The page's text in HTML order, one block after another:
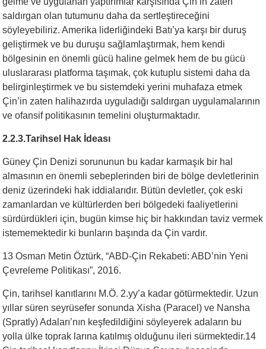
saldırgan olan tutumunu daha da sertleştireceğini
söyleyebiliriz. Amerika liderliğindeki Batı’ya karşı bir duruş
geliştirmek ve bu duruşu sağlamlaştırmak, hem kendi
bölgesinin en önemli gücü haline gelmek hem de bu gücü
uluslararası platforma taşımak, çok kutuplu sistemi daha da
belirginleştirmek ve bu sistemdeki yerini muhafaza etmek
Çin’in zaten halihazırda uyguladığı saldırgan uygulamalarının
ve ofansif politikasının temelini oluşturmaktadır.
2.2.3.Tarihsel Hak İdeası
Güney Çin Denizi sorununun bu kadar karmaşık bir hal
almasının en önemli sebeplerinden biri de bölge devletlerinin
deniz üzerindeki hak iddialarıdır. Bütün devletler, çok eski
zamanlardan ve kültürlerden beri bölgedeki faaliyetlerini
sürdürdükleri için, bugün kimse hiç bir hakkından taviz vermek
istememektedir ki bunların başında da Çin vardır.
13 Osman Metin Öztürk, “ABD-Çin Rekabeti: ABD’nin Yeni
Çevreleme Politikası”, 2016.
Çin, tarihsel kanıtlarını M.Ö. 2.yy’a kadar götürmektedir. Uzun
yıllar süren seyrüsefer sonunda Xisha (Paracel) ve Nansha
(Spratly) Adaları’nın keşfedildiğini söyleyerek adaların bu
yolla ülke toprak larına katılmış olduğunu ileri sürmektedir.14